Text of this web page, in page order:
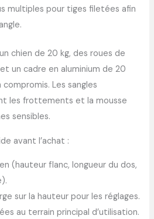
multiples pour tiges filetées afin
chien de 20 kg, des roues de
un cadre en aluminium de 20
Les sangles
les frottements et la mousse
sensibles.
avant l’achat :
(hauteur flanc, longueur du dos,
sur la hauteur pour les réglages.
au terrain principal d’utilisation.